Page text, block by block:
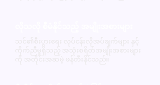
သင်၏စီးပွားရေး လုပ်ငန်းလိုအပ်ချက်များ နှင့်
ကိုက်ညီမှုရှိသည့် အသုံးစရိတ်အမျိုးအစားများ
ကို အတိုင်းအဆမဲ့ ဖန်တီးနိုင်သည်။